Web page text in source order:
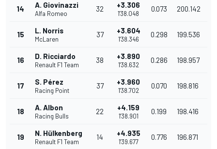
14 A. Giovinazzi
Alfa Romeo
32 +3.306
1'38.048
0.073 200.142
15 L. Norris
McLaren
37 +3.604
1'38.346
0.298 199.536
16 D. Ricciardo
Renault F1 Team
38 +3.890
1'38.632
0.286 198.957
17 S. Pérez
Racing Point
37 +3.960
1'38.702
0.070 198.816
18 A. Albon
Racing Bulls
22 +4.159
1'38.901
0.199 198.416
19 N. Hülkenberg
Renault F1 Team
14 +4.935
1'39.677
0.776 196.871